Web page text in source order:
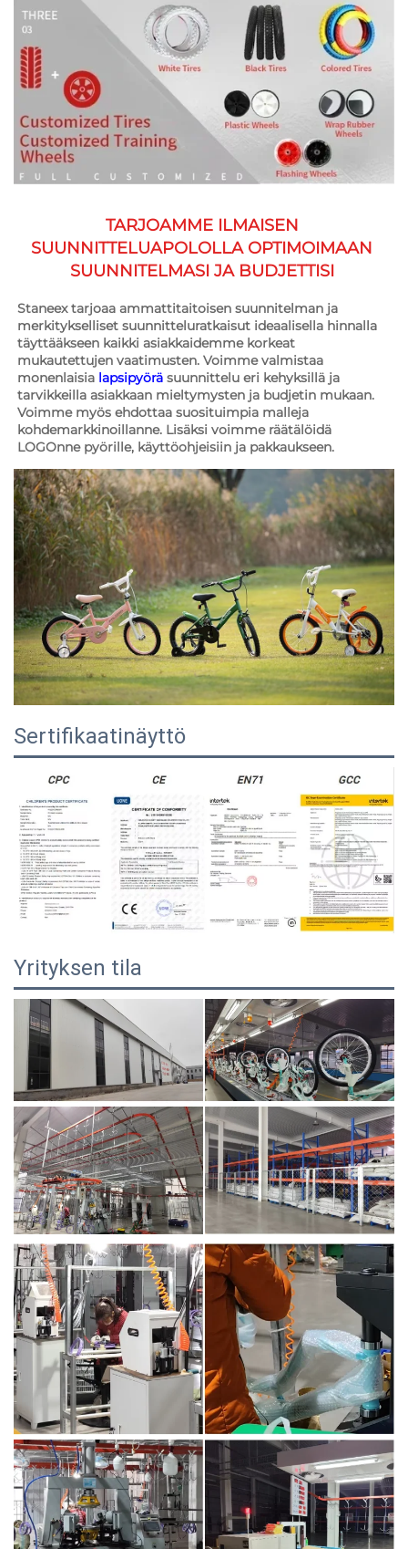
TARJOAMME ILMAISEN
SUUNNITTELUAPOLOLLA OPTIMOIMAAN
SUUNNITELMASI JA BUDJETTISI
Staneex tarjoaa ammattitaitoisen suunnitelman ja
merkitykselliset suunnitteluratkaisut ideaalisella hinnalla
täyttääkseen kaikki asiakkaidemme korkeat
mukautettujen vaatimusten. Voimme valmistaa
monenlaisia lapsipyörä suunnittelu eri kehyksillä ja
tarvikkeilla asiakkaan mieltymysten ja budjetin mukaan.
Voimme myös ehdottaa suosituimpia malleja
kohdemarkkinoillanne. Lisäksi voimme räätälöidä
LOGOnne pyörille, käyttöohjeisiin ja pakkaukseen.
Sertifikaatinäyttö
Yrityksen tila